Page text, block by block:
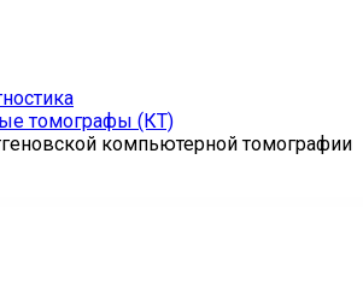
томографы (КТ)
компьютерной томографии